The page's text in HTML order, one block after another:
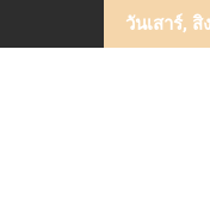
to
วันเสาร์,